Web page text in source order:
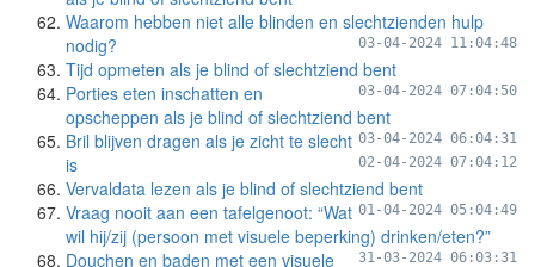
Waarom hebben niet alle blinden en slechtzienden hulp
nodig?
03-04-2024 11:04:48
Tijd opmeten als je blind of slechtziend bent
03-04-2024 07:04:50
Porties eten inschatten en
opscheppen als je blind of slechtziend bent
03-04-2024 06:04:31
Bril blijven dragen als je zicht te slecht
is
02-04-2024 07:04:12
Vervaldata lezen als je blind of slechtziend bent
01-04-2024 05:04:49
Vraag nooit aan een tafelgenoot: “Wat
wil hij/zij (persoon met visuele beperking) drinken/eten?”
31-03-2024 06:03:31
Douchen en baden met een visuele